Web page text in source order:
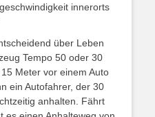
innerorts
über Leben
Tempo 50 oder 30
Meter vor einem Auto
ein Autofahrer, der 30
anhalten. Fährt